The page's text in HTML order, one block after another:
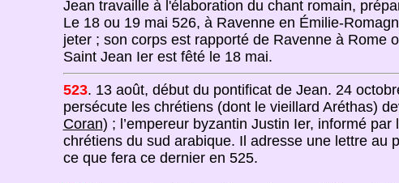
Jean travaille à l'élaboration du chant romain,
Le 18 ou 19 mai 526, à Ravenne en Émilie-
jeter ; son corps est rapporté de Ravenne à Rome
Saint Jean Ier est fêté le 18 mai.
523. 13 août, début du pontificat de Jean. 24
persécute les chrétiens (dont le vieillard Aréthas)
Coran) ; l’empereur byzantin Justin Ier, informé
chrétiens du sud arabique. Il adresse une lettre au
ce que fera ce dernier en 525.